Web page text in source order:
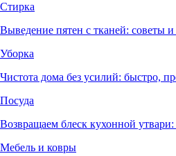
Стирка
Выведение пятен с тканей: советы
Уборка
Чистота дома без усилий: быстро,
Посуда
Возвращаем блеск кухонной
Мебель и ковры